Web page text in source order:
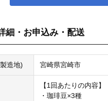
細・お申込み・配送
造地) 宮崎県宮崎市
【1回あたりの内容】
・珈琲豆×3種